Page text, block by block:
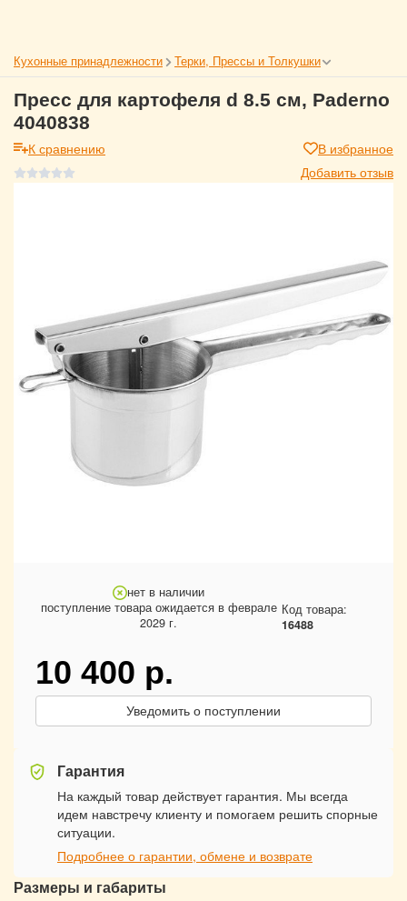
Кухонные принадлежности Терки, Прессы и Толкушки
Пресс для картофеля d 8.5 см, Paderno
4040838
К сравнению
В избранное
Добавить отзыв
Размеры и габариты
нет в наличии
поступление товара ожидается в феврале
2029 г.
Код товара:
16488
10 400 р.
Уведомить о поступлении
Гарантия
На каждый товар действует гарантия. Мы всегда
идем навстречу клиенту и помогаем решить спорные
ситуации.
Подробнее о гарантии, обмене и возврате